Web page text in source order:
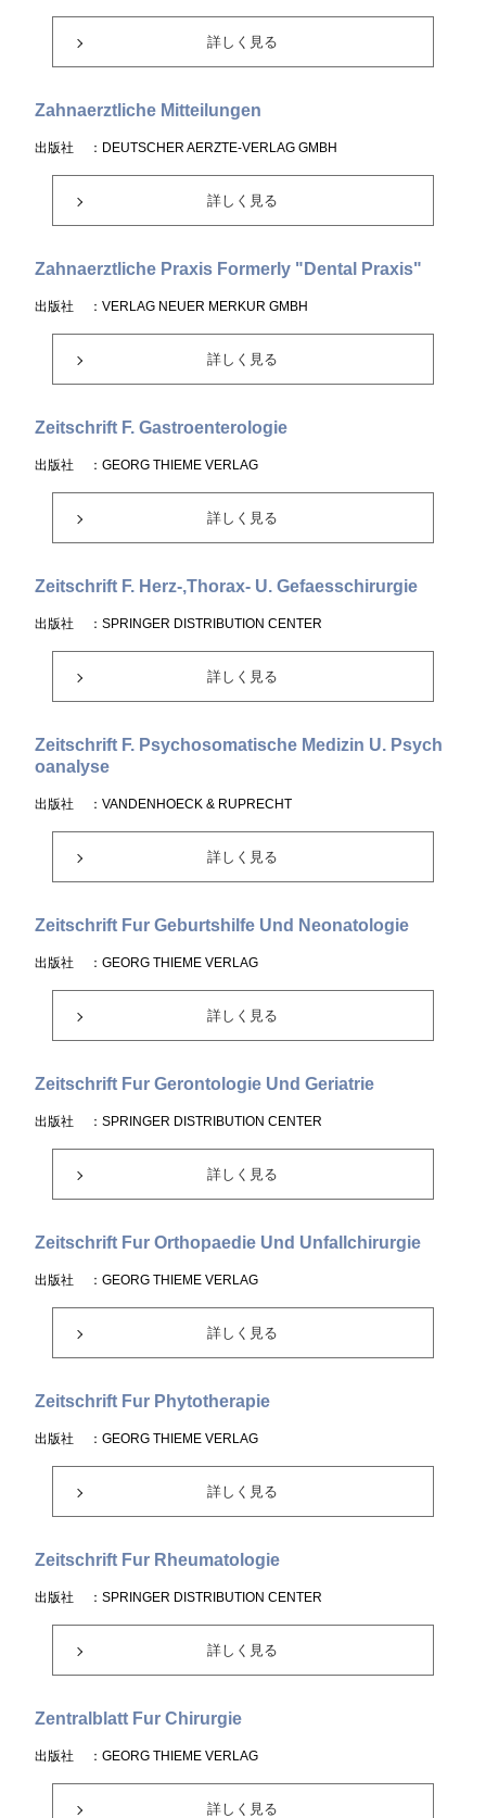
詳しく見る
Zahnaerztliche Mitteilungen
出版社 ：DEUTSCHER AERZTE-VERLAG GMBH
詳しく見る
Zahnaerztliche Praxis Formerly "Dental Praxis"
出版社 ：VERLAG NEUER MERKUR GMBH
詳しく見る
Zeitschrift F. Gastroenterologie
出版社 ：GEORG THIEME VERLAG
詳しく見る
Zeitschrift F. Herz-,Thorax- U. Gefaesschirurgie
出版社 ：SPRINGER DISTRIBUTION CENTER
詳しく見る
Zeitschrift F. Psychosomatische Medizin U. Psych
oanalyse
出版社 ：VANDENHOECK & RUPRECHT
詳しく見る
Zeitschrift Fur Geburtshilfe Und Neonatologie
出版社 ：GEORG THIEME VERLAG
詳しく見る
Zeitschrift Fur Gerontologie Und Geriatrie
出版社 ：SPRINGER DISTRIBUTION CENTER
詳しく見る
Zeitschrift Fur Orthopaedie Und Unfallchirurgie
出版社 ：GEORG THIEME VERLAG
詳しく見る
Zeitschrift Fur Phytotherapie
出版社 ：GEORG THIEME VERLAG
詳しく見る
Zeitschrift Fur Rheumatologie
出版社 ：SPRINGER DISTRIBUTION CENTER
詳しく見る
Zentralblatt Fur Chirurgie
出版社 ：GEORG THIEME VERLAG
詳しく見る